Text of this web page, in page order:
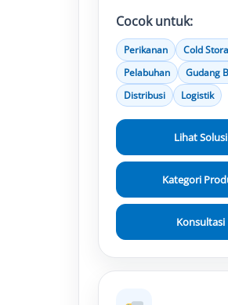
Cocok untuk:
Perikanan
Cold
Pelabuhan
Gudang
Distribusi
Logistik
Lihat Solusi
Kategori
Konsultasi